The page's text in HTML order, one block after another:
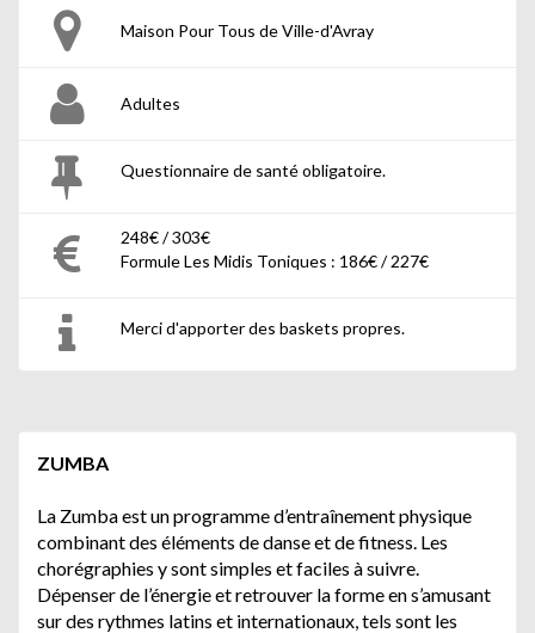
Maison Pour Tous de Ville-d'Avray
Adultes
Questionnaire de santé obligatoire.
248€ / 303€
Formule Les Midis Toniques : 186€ / 227€
Merci d'apporter des baskets propres.
ZUMBA
La Zumba est un programme d’entraînement physique
combinant des éléments de danse et de fitness. Les
chorégraphies y sont simples et faciles à suivre.
Dépenser de l’énergie et retrouver la forme en s’amusant
sur des rythmes latins et internationaux, tels sont les